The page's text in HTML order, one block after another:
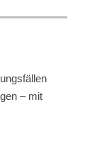
– mit